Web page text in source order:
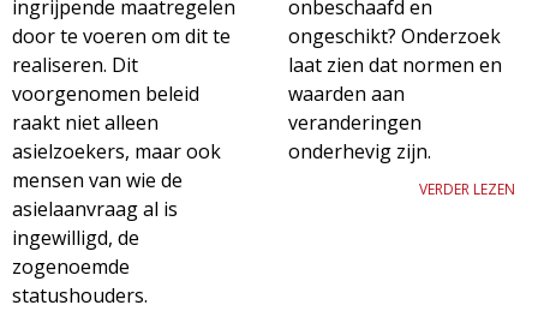
ingrijpende maatregelen
door te voeren om dit te
realiseren. Dit
voorgenomen beleid
raakt niet alleen
asielzoekers, maar ook
mensen van wie de
asielaanvraag al is
ingewilligd, de
zogenoemde
statushouders.
onbeschaafd en
ongeschikt? Onderzoek
laat zien dat normen en
waarden aan
veranderingen
onderhevig zijn.
VERDER LEZEN